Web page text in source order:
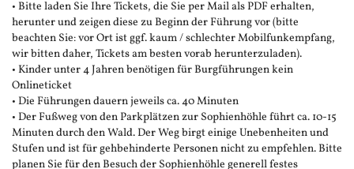
• Bitte laden Sie Ihre Tickets, die Sie per Mail als PDF erhalten,
herunter und zeigen diese zu Beginn der Führung vor (bitte
beachten Sie: vor Ort ist ggf. kaum / schlechter Mobilfunkempfang,
wir bitten daher, Tickets am besten vorab herunterzuladen).
• Kinder unter 4 Jahren benötigen für Burgführungen kein
Onlineticket
• Die Führungen dauern jeweils ca. 40 Minuten
• Der Fußweg von den Parkplätzen zur Sophienhöhle führt ca. 10-15
Minuten durch den Wald. Der Weg birgt einige Unebenheiten und
Stufen und ist für gehbehinderte Personen nicht zu empfehlen. Bitte
planen Sie für den Besuch der Sophienhöhle generell festes